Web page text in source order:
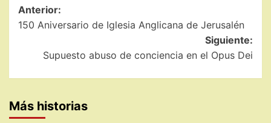
Navegación
de
entradas
Anterior:
150 Aniversario de Iglesia Anglicana de Jerusalén
Siguiente:
Supuesto abuso de conciencia en el Opus Dei
Más historias